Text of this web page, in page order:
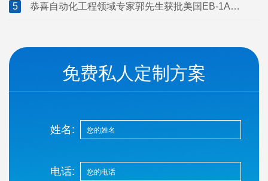
5
恭喜自动化工程领域专家郭先生获批美国EB-1A移
免费私人定制方案
姓名:
电话: